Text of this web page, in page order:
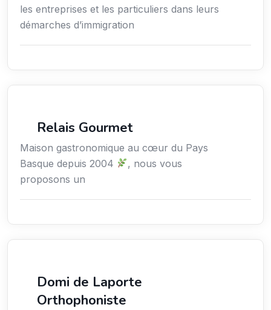
les entreprises et les particuliers dans leurs
démarches d’immigration
Relais Gourmet
Maison gastronomique au cœur du Pays
Basque depuis 2004
, nous vous
proposons un
Domi de Laporte
Orthophoniste